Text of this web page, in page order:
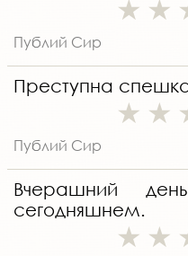
Публий Сир
Преступна
Публий Сир
Вчерашний
сегодняшнем.